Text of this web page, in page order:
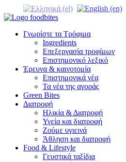
Γνωρίστε τα Τρόφιμα
Ingredients
Επεξεργασία τροφίμων
Επιστημονικό λεξικό
Έρευνα & καινοτομία
Επιστημονικά νέα
Τα νέα της αγοράς
Green Bites
Διατροφή
Ηλικία & Διατροφή
Υγεία και διατροφή
Ζούμε υγιεινά
Άθληση και διατροφή
Food & Lifestyle
Γευστικά ταξίδια